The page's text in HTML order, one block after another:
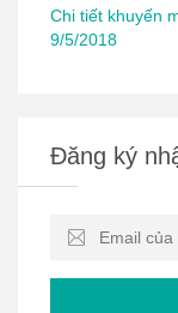
Chi tiết khuyến
9/5/2018
Đăng ký